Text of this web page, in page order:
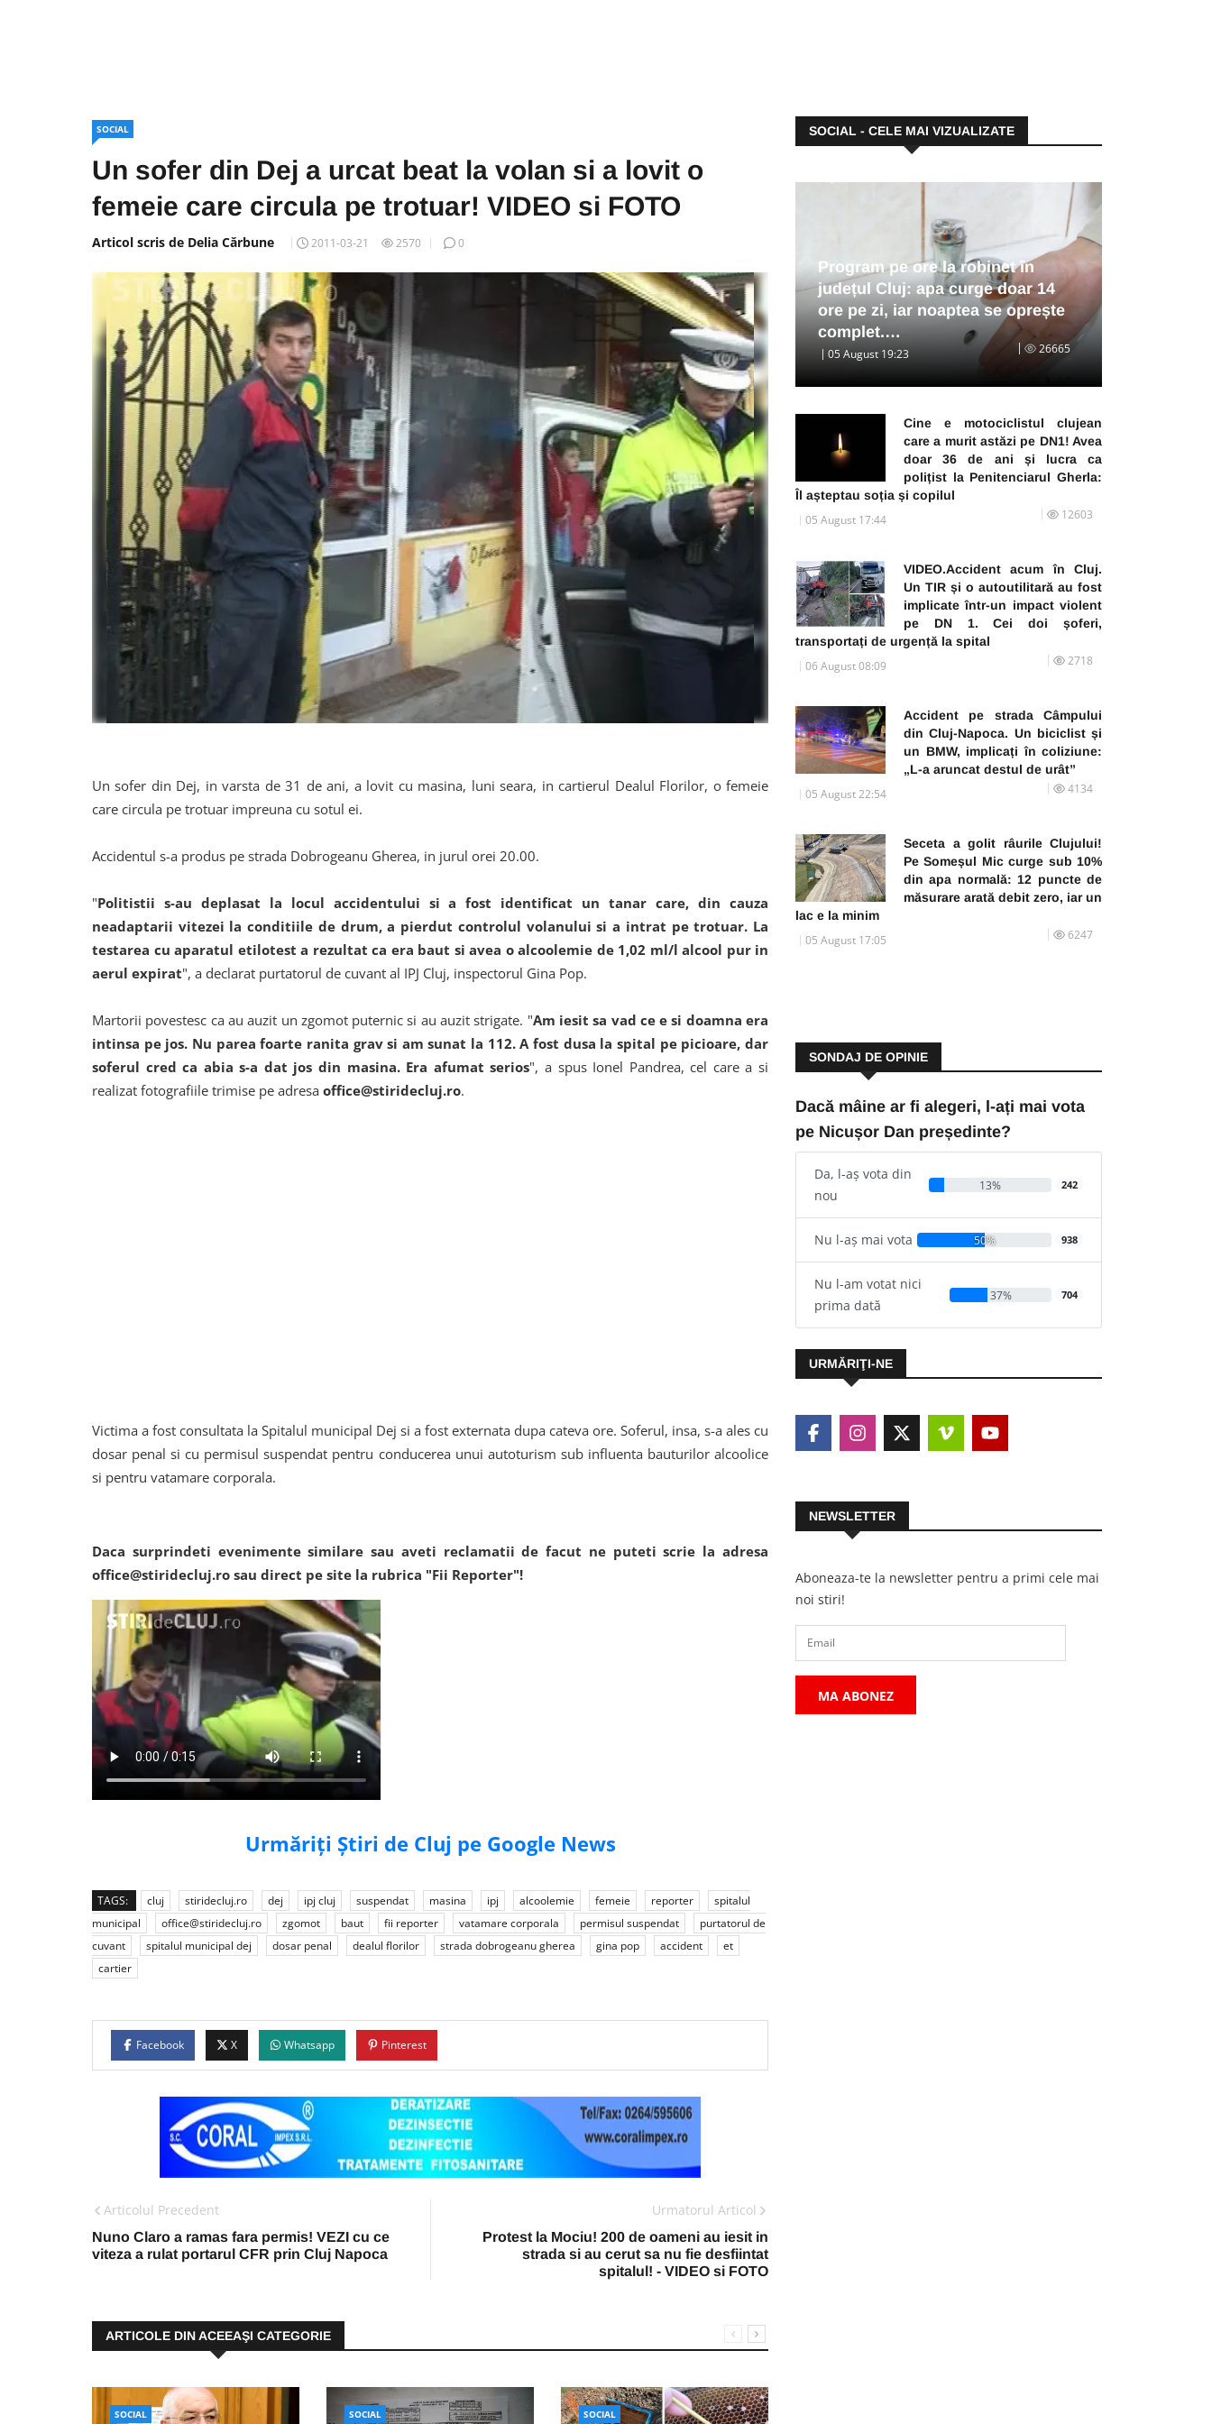
SOCIAL
Un sofer din Dej a urcat beat la volan si a lovit o
femeie care circula pe trotuar! VIDEO si FOTO
Articol scris de Delia Cărbune 2011-03-21 2570 0
Un sofer din Dej, in varsta de 31 de ani, a lovit cu masina, luni seara, in cartierul Dealul Florilor, o femeie
care circula pe trotuar impreuna cu sotul ei.
Accidentul s-a produs pe strada Dobrogeanu Gherea, in jurul orei 20.00.
"Politistii s-au deplasat la locul accidentului si a fost identificat un tanar care, din cauza
neadaptarii vitezei la conditiile de drum, a pierdut controlul volanului si a intrat pe trotuar. La
testarea cu aparatul etilotest a rezultat ca era baut si avea o alcoolemie de 1,02 ml/l alcool pur in
aerul expirat", a declarat purtatorul de cuvant al IPJ Cluj, inspectorul Gina Pop.
Martorii povestesc ca au auzit un zgomot puternic si au auzit strigate. "Am iesit sa vad ce e si doamna era
intinsa pe jos. Nu parea foarte ranita grav si am sunat la 112. A fost dusa la spital pe picioare, dar
soferul cred ca abia s-a dat jos din masina. Era afumat serios", a spus Ionel Pandrea, cel care a si
realizat fotografiile trimise pe adresa office@stiridecluj.ro.
Victima a fost consultata la Spitalul municipal Dej si a fost externata dupa cateva ore. Soferul, insa, s-a ales cu
dosar penal si cu permisul suspendat pentru conducerea unui autoturism sub influenta bauturilor alcoolice
si pentru vatamare corporala.
Daca surprindeti evenimente similare sau aveti reclamatii de facut ne puteti scrie la adresa
office@stiridecluj.ro sau direct pe site la rubrica "Fii Reporter"!
Urmăriți Știri de Cluj pe Google News
TAGS: cluj stiridecluj.ro dej ipj cluj suspendat masina ipj alcoolemie femeie reporter
spitalul
municipal
office@stiridecluj.ro zgomot baut fii reporter vatamare corporala permisul suspendat
purtatorul de
cuvant
spitalul municipal dej dosar penal dealul florilor strada dobrogeanu gherea gina pop accident
et
cartier
Facebook X Whatsapp Pinterest
Articolul Precedent
Nuno Claro a ramas fara permis! VEZI cu ce
viteza a rulat portarul CFR prin Cluj Napoca
Urmatorul Articol
Protest la Mociu! 200 de oameni au iesit in
strada si au cerut sa nu fie desfiintat
spitalul! - VIDEO si FOTO
ARTICOLE DIN ACEEAŞI CATEGORIE
SOCIAL SOCIAL SOCIAL
SOCIAL - CELE MAI VIZUALIZATE
Program pe ore la robinet în
județul Cluj: apa curge doar 14
ore pe zi, iar noaptea se oprește
complet.…
05 August 19:23 26665
Cine e motociclistul clujean
care a murit astăzi pe DN1! Avea
doar 36 de ani și lucra ca
polițist la Penitenciarul Gherla:
Îl așteptau soția și copilul
05 August 17:44 12603
VIDEO.Accident acum în Cluj.
Un TIR și o autoutilitară au fost
implicate într-un impact violent
pe DN 1. Cei doi șoferi,
transportați de urgență la spital
06 August 08:09 2718
Accident pe strada Câmpului
din Cluj-Napoca. Un biciclist și
un BMW, implicați în coliziune:
„L-a aruncat destul de urât”
05 August 22:54 4134
Seceta a golit râurile Clujului!
Pe Someșul Mic curge sub 10%
din apa normală: 12 puncte de
măsurare arată debit zero, iar un
lac e la minim
05 August 17:05 6247
SONDAJ DE OPINIE
Dacă mâine ar fi alegeri, l-ați mai vota
pe Nicușor Dan președinte?
Da, l-aș vota din
nou
13% 242
Nu l-aș mai vota 50% 938
Nu l-am votat nici
prima dată
37% 704
URMĂRIŢI-NE
NEWSLETTER
Aboneaza-te la newsletter pentru a primi cele mai
noi stiri!
MA ABONEZ